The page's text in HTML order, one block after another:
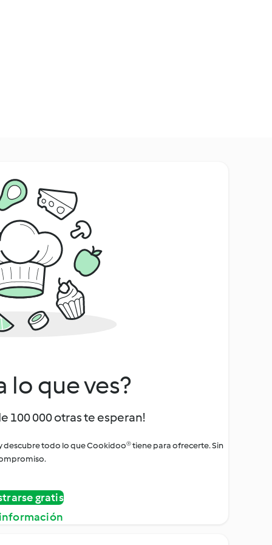
lo que ves?
100 000 otras te esperan!
descubre todo lo que Cookidoo® tiene para ofrecerte. Sin
gratis